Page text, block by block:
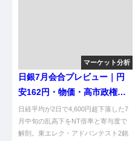
マーケット分析
日銀7月会合プレビュー｜円
安162円・物価・高市政権の
「反応関数」を解く
日経平均が2日で4,600円超下落した7
月中旬の乱高下をNT倍率と寄与度で
解剖。東エレク・アドバンテスト2銘